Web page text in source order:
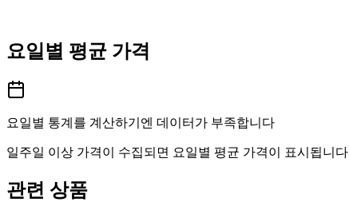
요일별 평균 가격
요일별 통계를 계산하기엔 데이터가 부족합니다
일주일 이상 가격이 수집되면 요일별 평균 가격이 표시됩니다
관련 상품